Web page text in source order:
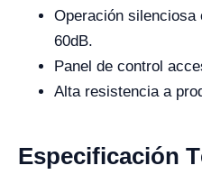
Operación silenciosa
60dB.
Panel de control
Alta resistencia a
Especificación